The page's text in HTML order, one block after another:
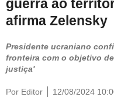
guerra ao
afirma Zelensky
Presidente ucraniano
fronteira com o objetivo
justiça'
Por Editor 12/08/2024